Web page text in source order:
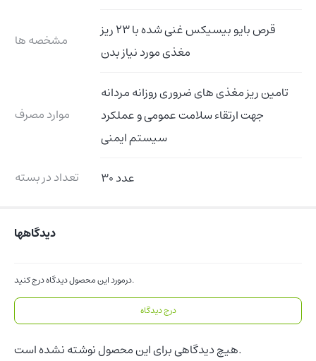
مشخصه ها
قرص بایو بیسیکس غنی شده با 23 ریز
مغذی مورد نیاز بدن
موارد مصرف
تامین ریز مغذی های ضروری روزانه مردانه
جهت ارتقاء سلامت عمومی و عملکرد
سیستم ایمنی
تعداد در بسته
30 عدد
دیدگاهها
درمورد این محصول دیدگاه درج کنید.
درج دیدگاه
هیچ دیدگاهی برای این محصول نوشته نشده است.